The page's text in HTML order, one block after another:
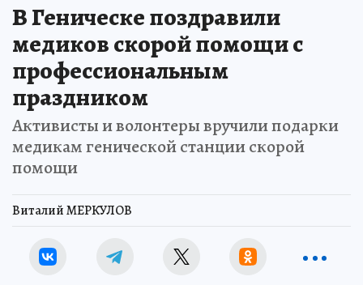
В Геническе поздравили
медиков скорой помощи с
профессиональным
праздником
Активисты и волонтеры вручили подарки
медикам генической станции скорой
помощи
Виталий МЕРКУЛОВ